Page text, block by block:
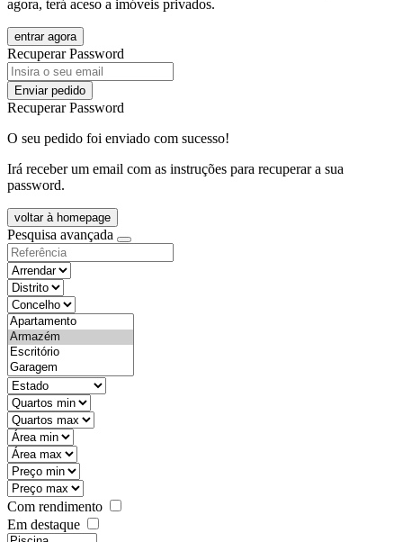
agora, terá aceso a imóveis privados.
entrar agora
Recuperar Password
Enviar pedido
Recuperar Password
O seu pedido foi enviado com sucesso!
Irá receber um email com as instruções para recuperar a sua
password.
voltar à homepage
Pesquisa avançada
objective
districtId
countyId
types
state
mintypo
maxtypo
minarea
maxarea
minprice
maxprice
Com rendimento
Em destaque